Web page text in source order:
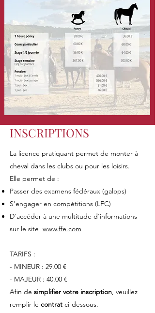
INSCRIPTIONS
La licence pratiquant permet de monter à
cheval dans les clubs ou pour les loisirs.
Elle permet de :
Passer des examens fédéraux (galops)
S'engager en compétitions (LFC)
D'accéder à une multitude d'informations
sur le site www.ffe.com
TARIFS :
- MINEUR : 29.00 €
- MAJEUR : 40.00 €
Afin de simplifier votre inscription, veuillez
remplir le contrat ci-dessous.